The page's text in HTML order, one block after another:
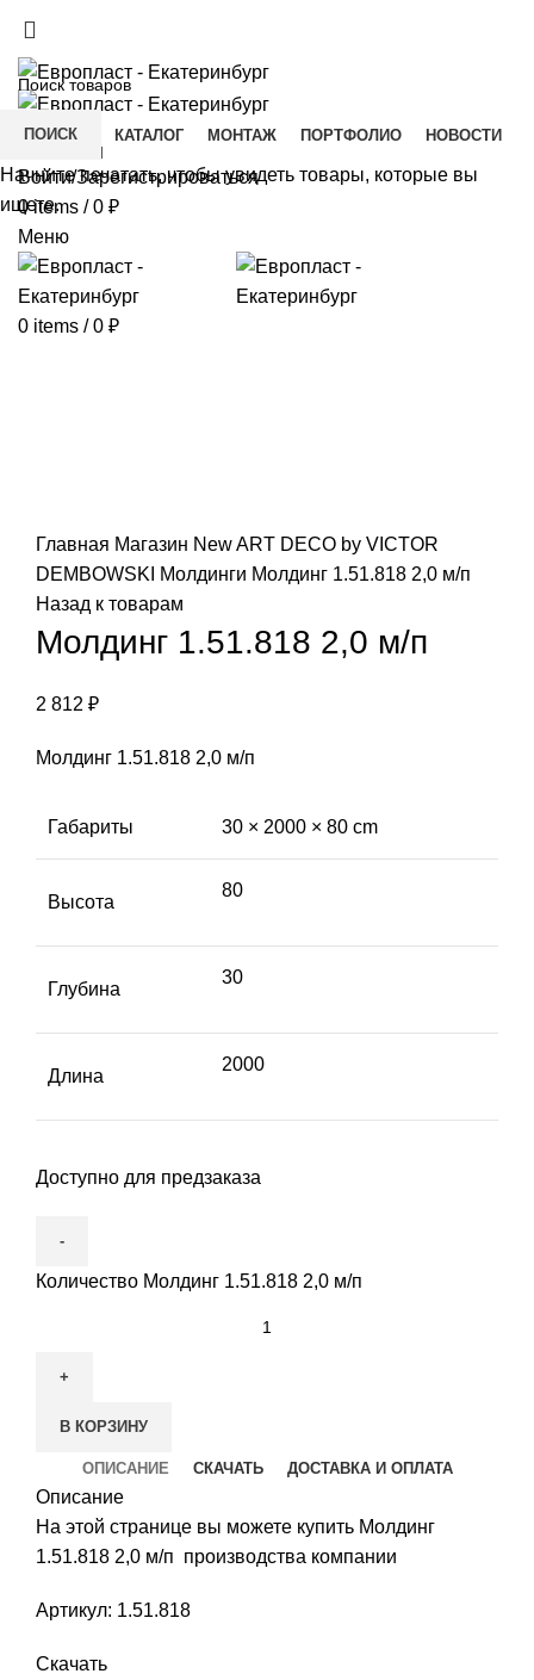
ГЛАВНАЯ КАТАЛОГ МОНТАЖ ПОРТФОЛИО
НОВОСТИ
КОНТАКТЫ
Войти/Зарегистрироваться
0items / 0 ₽
Меню
0 items / 0 ₽
Главная Магазин New ART DECO by VICTOR
DEMBOWSKI
Молдинги Молдинг 1.51.818 2,0 м/п
Назад к товарам
Молдинг 1.51.818 2,0 м/п
2 812 ₽
Молдинг 1.51.818 2,0 м/п
Габариты 30 × 2000 × 80 cm
Высота
80
Глубина
30
Длина
2000
Доступно для предзаказа
Количество Молдинг 1.51.818 2,0 м/п
В КОРЗИНУ
ОПИСАНИЕ СКАЧАТЬ ДОСТАВКА И ОПЛАТА
Описание
На этой странице вы можете купить Молдинг
1.51.818 2,0 м/п производства компании
Артикул: 1.51.818
Скачать
ПОИСК
Начните печатать, чтобы увидеть товары, которые вы
ищете.